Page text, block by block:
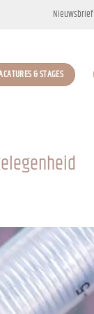
Nieuwsbrief
& STAGES